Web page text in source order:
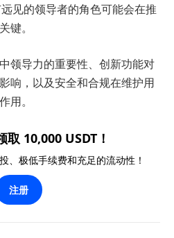
见的领导者的角色可能会在推
键。
领导力的重要性、创新功能对
响，以及安全和合规在维护用
用。
取 10,000 USDT！
、极低手续费和充足的流动性！
注册